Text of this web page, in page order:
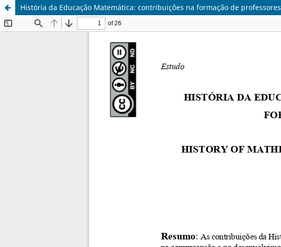
História da Educação Matemática: contribuições na formação de professores